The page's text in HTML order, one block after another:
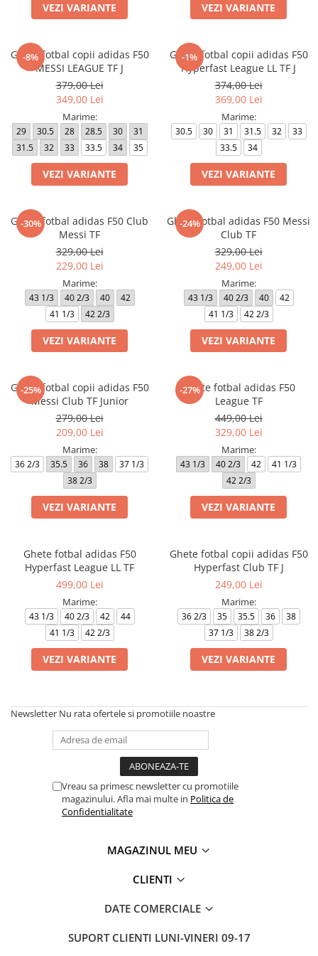
Bluze fotbal copii
Pantaloni lungi fotbal copii
Geci si veste fotbal copii
Imbracaminte fotbal femei
Tricouri fotbal femei
Sorturi fotbal femei
Pantaloni lungi fotbal femei
Echipament portar
VEZI VARIANTE VEZI VARIANTE
-8%
Ghete fotbal copii adidas F50
MESSI LEAGUE TF J
379,00 Lei
349,00 Lei
Marime:
29 30.5 28 28.5 30
31
31.5
32 33 33.5 34 35
VEZI VARIANTE
-1%
Ghete fotbal copii adidas F50
Hyperfast League LL TF J
374,00 Lei
369,00 Lei
Marime:
30.5 30 31 31.5 32
33
33.5
34
VEZI VARIANTE
-30%
Ghete fotbal adidas F50 Club
Messi TF
329,00 Lei
229,00 Lei
Marime:
43 1/3 40 2/3 40
42
41 1/3
42 2/3
VEZI VARIANTE
-24%
Ghete fotbal adidas F50 Messi
Club TF
329,00 Lei
249,00 Lei
Marime:
43 1/3 40 2/3 40
42
41 1/3
42 2/3
VEZI VARIANTE
-25%
Ghete fotbal copii adidas F50
Messi Club TF Junior
279,00 Lei
209,00 Lei
Marime:
36 2/3 35.5 36 38
37 1/3
38 2/3
VEZI VARIANTE
-27%
Ghete fotbal adidas F50
League TF
449,00 Lei
329,00 Lei
Marime:
43 1/3 40 2/3 42
41 1/3
42 2/3
VEZI VARIANTE
Ghete fotbal adidas F50
Hyperfast League LL TF
499,00 Lei
Marime:
43 1/3 40 2/3 42
44
41 1/3
42 2/3
VEZI VARIANTE
Ghete fotbal copii adidas F50
Hyperfast Club TF J
249,00 Lei
Marime:
36 2/3 35 35.5 36
38
37 1/3
38 2/3
VEZI VARIANTE
Newsletter Nu rata ofertele si promotiile noastre
Vreau sa primesc newsletter cu promotiile
magazinului. Afla mai multe in Politica de
Confidentialitate
MAGAZINUL MEU
CLIENTI
DATE COMERCIALE
SUPORT CLIENTI LUNI-VINERI 09-17